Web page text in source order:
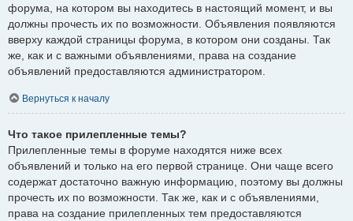
форума, на котором вы находитесь в настоящий момент, и вы
должны прочесть их по возможности. Объявления появляются
вверху каждой страницы форума, в котором они созданы. Так
же, как и с важными объявлениями, права на создание
объявлений предоставляются администратором.
Вернуться к началу
Что такое прилепленные темы?
Прилепленные темы в форуме находятся ниже всех
объявлений и только на его первой странице. Они чаще всего
содержат достаточно важную информацию, поэтому вы должны
прочесть их по возможности. Так же, как и с объявлениями,
права на создание прилепленных тем предоставляются